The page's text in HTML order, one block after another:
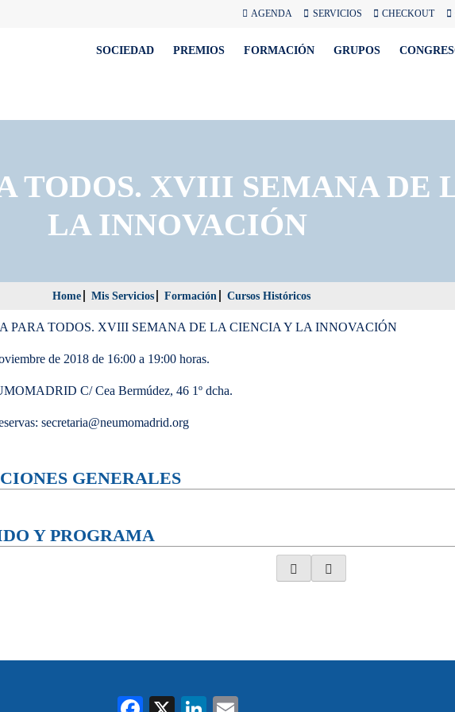
AGENDA SERVICIOS CHECKOUT
SOCIEDAD PREMIOS FORMACIÓN GRUPOS
TODOS. XVIII SEMANA DE
LA INNOVACIÓN
Home Mis Servicios Formación Cursos Históricos
PARA TODOS. XVIII SEMANA DE LA CIENCIA Y LA INNOVACIÓN
de 2018 de 16:00 a 19:00 horas.
C/ Cea Bermúdez, 46 1º dcha.
secretaria@neumomadrid.org
GENERALES
Y PROGRAMA